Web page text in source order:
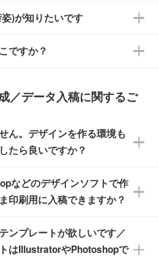
ッフまでお気軽にご相談
営業日で出荷いたしま
せください。
入力いただくと、おおよ
をご確認いただけます。
早めのご発注をお願いい
日換算です。
数がかかります。
します。
ちら
よって異なります。各商
ください
確保し、注文確定のご連
めご了承ください。
)が知りたいです
す。各ページにある商品
ブリスターパックなど)
とつずつ袋に入っていま
ン袋など)
装がされていない状態で
入れ替えや、オリジナル
おりません。
ですか？
可能です。なお、海外への
ませんので予めご了承く
／データ入稿に関するご
ん。デザインを作る環境も
たら良いですか？
ミュレーター」を使えば、
にデザインを作成できま
も安心です。
ービス
などのデザインソフトで作
印刷用に入稿できますか？
、CLIP STUDIOなどのデ
りのデザインを作成した
稿
ンプレートが欲しいです／
はIllustratorやPhotoshopで